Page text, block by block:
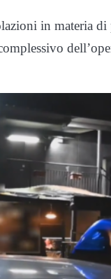
in materia di